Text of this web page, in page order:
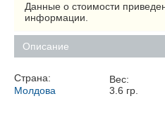
Данные о стоимости
информации.
Описание
Страна:
Молдова
Вес:
3.6 гр.